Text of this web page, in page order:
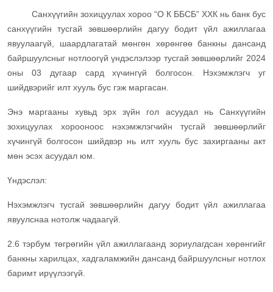
Санхүүгийн зохицуулах хороо “О К ББСБ” ХХК нь банк бус
санхүүгийн тусгай зөвшөөрлийн дагуу бодит үйл ажиллагаа
явуулаагүй, шаардлагатай мөнгөн хөрөнгөө банкны дансанд
байршуулсныг нотлоогүй үндэслэлээр тусгай зөвшөөрлийг 2024
оны 03 дугаар сард хүчингүй болгосон. Нэхэмжлэгч уг
шийдвэрийг илт хууль бус гэж маргасан.
Энэ маргааны хувьд эрх зүйн гол асуудал нь Санхүүгийн
зохицуулах хорооноос нэхэмжлэгчийн тусгай зөвшөөрлийг
хүчингүй болгосон шийдвэр нь илт хууль бус захиргааны акт
мөн эсэх асуудал юм.
Үндэслэл:
Нэхэмжлэгч тусгай зөвшөөрлийн дагуу бодит үйл ажиллагаа
явуулснаа нотолж чадаагүй.
2.6 тэрбум төгрөгийн үйл ажиллагаанд зориулагдсан хөрөнгийг
банкны харилцах, хадгаламжийн дансанд байршуулсныг нотлох
баримт ирүүлээгүй.